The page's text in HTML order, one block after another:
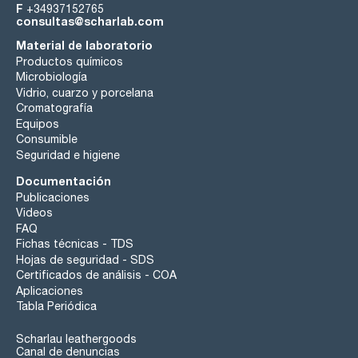
F +34937152765
consultas@scharlab.com
Material de laboratorio
Productos químicos
Microbiología
Vidrio, cuarzo y porcelana
Cromatografía
Equipos
Consumible
Seguridad e higiene
Documentación
Publicaciones
Videos
FAQ
Fichas técnicas - TDS
Hojas de seguridad - SDS
Certificados de análisis - COA
Aplicaciones
Tabla Periódica
Scharlau leathergoods
Canal de denuncias